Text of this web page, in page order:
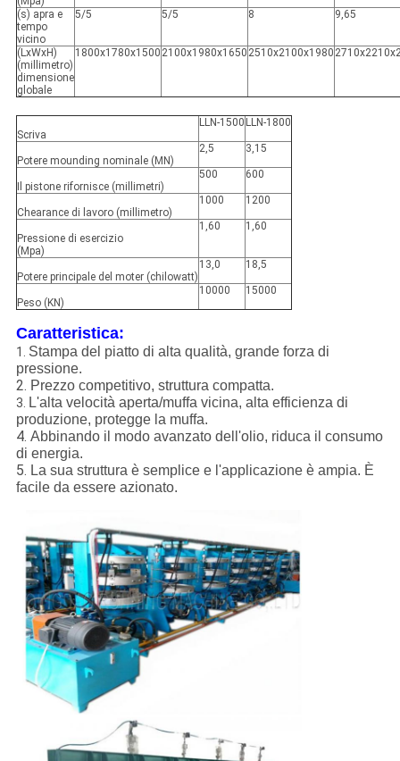
(s) apra e
tempo
vicino
5/5 5/5 8 9,65
(LxWxH)
(millimetro)
dimensione
globale
1800x1780x1500 2100x1980x1650 2510x2100x1980
Scriva
LLN-1500 LLN-1800
Potere mounding nominale (MN)
2,5 3,15
Il pistone rifornisce (millimetri)
500 600
Chearance di lavoro (millimetro)
1000 1200
Pressione di esercizio
(Mpa)
1,60 1,60
Potere principale del moter (chilowatt)
13,0 18,5
Peso (KN)
10000 15000
Caratteristica:
1. Stampa del piatto di alta qualità, grande forza di
pressione.
2. Prezzo competitivo, struttura compatta.
3. L'alta velocità aperta/muffa vicina, alta efficienza di
produzione, protegge la muffa.
4. Abbinando il modo avanzato dell'olio, riduca il consumo
di energia.
5. La sua struttura è semplice e l'applicazione è ampia. È
facile da essere azionato.